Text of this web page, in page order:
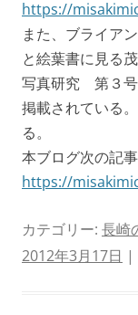
https://
また、ブライア
と絵葉書に見る
写真研究 第３号
掲載されている
る。
本ブログ次の
https://
カテゴリー: 長崎
2012年3月17日 |